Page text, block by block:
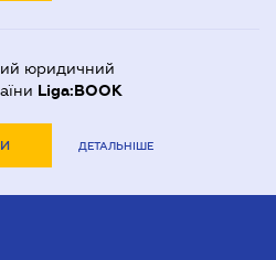
юридичний
Liga:BOOK
ДЕТАЛЬНІШЕ